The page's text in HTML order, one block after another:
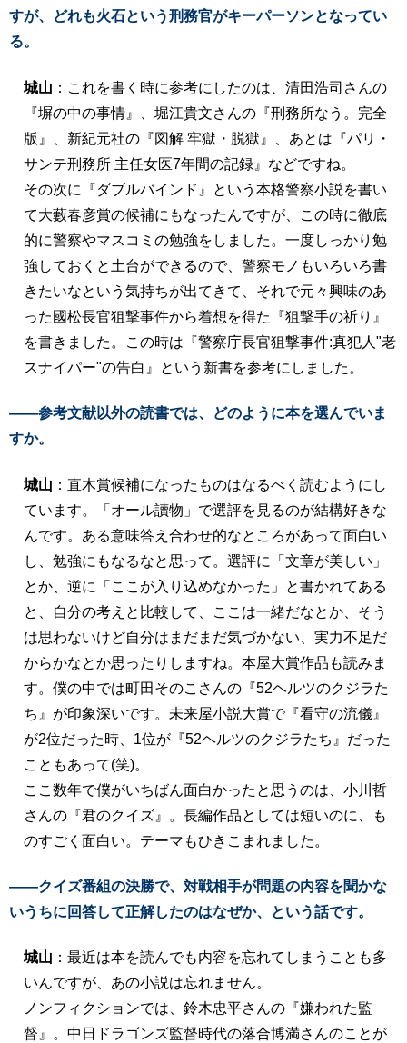
すが、どれも火石という刑務官がキーパーソンとなってい
る。
城山 ：これを書く時に参考にしたのは、清田浩司さんの
『塀の中の事情』、堀江貴文さんの『刑務所なう。完全
版』、新紀元社の『図解 牢獄・脱獄』、あとは『パリ・
サンテ刑務所 主任女医7年間の記録』などですね。
その次に『ダブルバインド』という本格警察小説を書い
て大藪春彦賞の候補にもなったんですが、この時に徹底
的に警察やマスコミの勉強をしました。一度しっかり勉
強しておくと土台ができるので、警察モノもいろいろ書
きたいなという気持ちが出てきて、それで元々興味のあ
った國松長官狙撃事件から着想を得た『狙撃手の祈り』
を書きました。この時は『警察庁長官狙撃事件:真犯人"老
スナイパー"の告白』という新書を参考にしました。
――参考文献以外の読書では、どのように本を選んでいま
すか。
城山 ：直木賞候補になったものはなるべく読むようにし
ています。「オール讀物」で選評を見るのが結構好きな
んです。ある意味答え合わせ的なところがあって面白い
し、勉強にもなるなと思って。選評に「文章が美しい」
とか、逆に「ここが入り込めなかった」と書かれてある
と、自分の考えと比較して、ここは一緒だなとか、そう
は思わないけど自分はまだまだ気づかない、実力不足だ
からかなとか思ったりしますね。本屋大賞作品も読みま
す。僕の中では町田そのこさんの『52ヘルツのクジラた
ち』が印象深いです。未来屋小説大賞で『看守の流儀』
が2位だった時、1位が『52ヘルツのクジラたち』だった
こともあって(笑)。
ここ数年で僕がいちばん面白かったと思うのは、小川哲
さんの『君のクイズ』。長編作品としては短いのに、も
のすごく面白い。テーマもひきこまれました。
――クイズ番組の決勝で、対戦相手が問題の内容を聞かな
いうちに回答して正解したのはなぜか、という話です。
城山 ：最近は本を読んでも内容を忘れてしまうことも多
いんですが、あの小説は忘れません。
ノンフィクションでは、鈴木忠平さんの『嫌われた監
督』。中日ドラゴンズ監督時代の落合博満さんのことが